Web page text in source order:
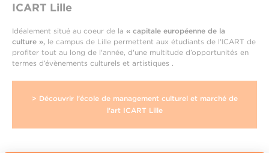
ICART Lille
Idéalement situé au coeur de la « capitale européenne de la
culture », le campus de Lille permettent aux étudiants de l'ICART de
profiter tout au long de l'année, d'une multitude d’opportunités en
termes d’évènements culturels et artistiques .
> Découvrir l'école de management culturel et marché de
l'art ICART Lille